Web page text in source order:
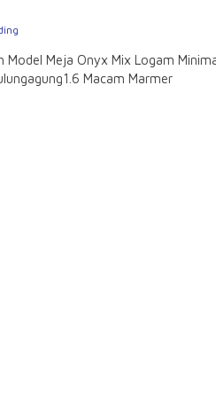
Model Meja Onyx Mix Logam
Macam Marmer